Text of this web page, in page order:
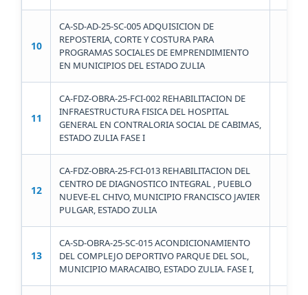
10
CA-SD-AD-25-SC-005 ADQUISICION DE
REPOSTERIA, CORTE Y COSTURA PARA
PROGRAMAS SOCIALES DE EMPRENDIMIENTO
EN MUNICIPIOS DEL ESTADO ZULIA
11
CA-FDZ-OBRA-25-FCI-002 REHABILITACION DE
INFRAESTRUCTURA FISICA DEL HOSPITAL
GENERAL EN CONTRALORIA SOCIAL DE CABIMAS,
ESTADO ZULIA FASE I
12
CA-FDZ-OBRA-25-FCI-013 REHABILITACION DEL
CENTRO DE DIAGNOSTICO INTEGRAL , PUEBLO
NUEVE-EL CHIVO, MUNICIPIO FRANCISCO JAVIER
PULGAR, ESTADO ZULIA
13
CA-SD-OBRA-25-SC-015 ACONDICIONAMIENTO
DEL COMPLEJO DEPORTIVO PARQUE DEL SOL,
MUNICIPIO MARACAIBO, ESTADO ZULIA. FASE I,